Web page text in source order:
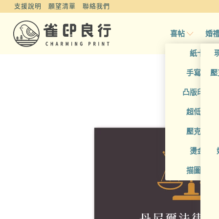
支援說明 願望清單 聯絡我們
喜帖
紙卡喜帖
手寫風喜
凸版印刷
超低價喜
壓克力喜
燙金喜帖
描圖紙喜
婚